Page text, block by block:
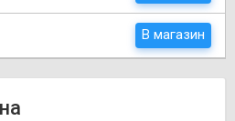
В магазин